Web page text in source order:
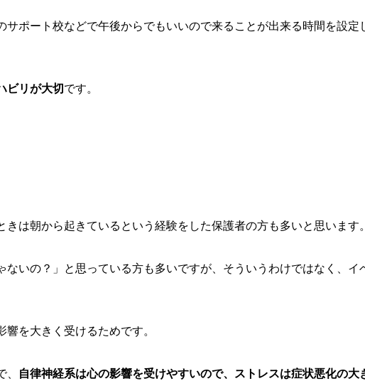
ポート校などで午後からでもいいので来ることが出来る時間を設定
ビリが大切です。
は朝から起きているという経験をした保護者の方も多いと思います。
ないの？」と思っている方も多いですが、そういうわけではなく、イ
を大きく受けるためです。
自律神経系は心の影響を受けやすいので、ストレスは症状悪化の大